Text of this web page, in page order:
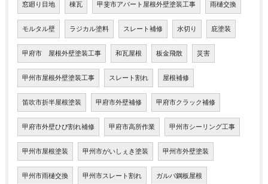
窓廻り目地 棟瓦 甲斐市アパート屋根外壁塗装工事 雨樋交換
モルタル壁 ラジカル塗料 スレート補修 水切り 庇塗装
甲府市 屋根外壁塗装工事 和瓦屋根 板金飛散 災害
甲州市屋根外壁塗装工事 スレート割れ 屋根補修
笛吹市折半屋根塗装 甲府市外壁補修 甲府市クラック補修
甲府市外壁ひび割れ補修 甲府市高所作業 甲州市シーリング工事
甲州市屋根塗装 甲州市がいしぇき塗装 甲州市外壁塗装
甲州市雨樋交換 甲州市スレート割れ ガルバ鋼板屋根